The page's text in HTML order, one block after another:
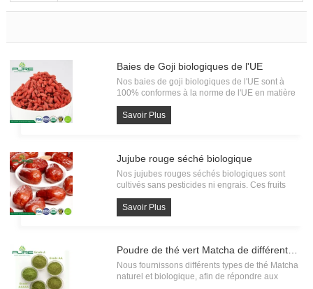
Baies de Goji biologiques de l'UE
Nos baies de goji biologiques de l'UE sont à
100% conformes à la norme de l'UE en matière
d'aliments biologiques, avec la certification
biologique KIWA BCS. Chaque lot de Goji
organique doit être soumis à un test de
Savoir Plus
Jujube rouge séché biologique
Nos jujubes rouges séchés biologiques sont
cultivés sans pesticides ni engrais. Ces fruits
pure et naturelle.
Savoir Plus
Poudre de thé vert Matcha de différentes qualités
Nous fournissons différents types de thé Matcha
naturel et biologique, afin de répondre aux